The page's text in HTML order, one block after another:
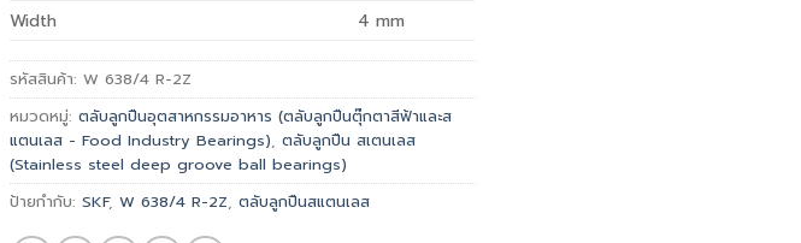
Width
4 mm
รหัสสินค้า: W 638/4 R-2Z
หมวดหมู่: ตลับลูกปืนอุตสาหกรรมอาหาร (ตลับลูกปืนตุ๊กตาสีฟ้าและส
แตนเลส - Food Industry Bearings) ตลับลูกปืน สเตนเลส
(Stainless steel deep groove ball bearings)
ป้ายกำกับ: SKF, W 638/4 R-2Z ตลับลูกปืนสแตนเลส